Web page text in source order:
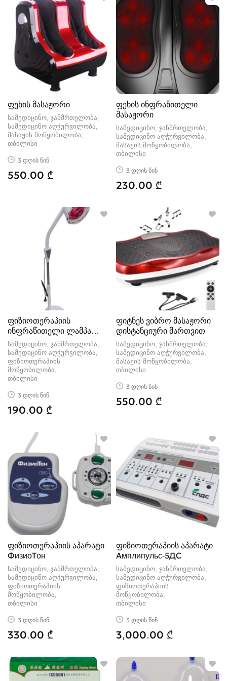
ფეხის მასაჟორი
სამედიცინო, ჯანმრთელობა,
სამედიცინო აღჭურვილობა,
მასაჟის მოწყობილობა
თბილისი
3 დღის წინ
550.00 ₾
ფეხის ინფრაწითელი
მასაჟორი
სამედიცინო, ჯანმრთელობა,
სამედიცინო აღჭურვილობა,
მასაჟის მოწყობილობა
თბილისი
3 დღის წინ
230.00 ₾
ფიზიოთერაპიის
ინფრაწითელი ლამპა
275W
სამედიცინო, ჯანმრთელობა,
სამედიცინო აღჭურვილობა,
ფიზიოთერაპიის
მოწყობილობა
თბილისი
3 დღის წინ
190.00 ₾
ფიტნეს ვიბრო მასაჟორი
დისტანციური მართვით
სამედიცინო, ჯანმრთელობა,
სამედიცინო აღჭურვილობა,
მასაჟის მოწყობილობა
თბილისი
3 დღის წინ
550.00 ₾
ფიზიოთერაპიის აპარატი
ФизиоТон
სამედიცინო, ჯანმრთელობა,
სამედიცინო აღჭურვილობა,
ფიზიოთერაპიის
მოწყობილობა
თბილისი
3 დღის წინ
330.00 ₾
ფიზიოთერაპიის აპარატი
Амплипульс-5ДС
სამედიცინო, ჯანმრთელობა,
სამედიცინო აღჭურვილობა,
ფიზიოთერაპიის
მოწყობილობა
თბილისი
3 დღის წინ
3,000.00 ₾